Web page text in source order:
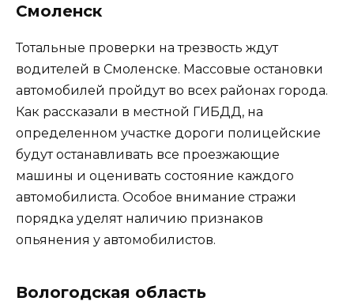
Смоленск
Тотальные проверки на трезвость ждут
водителей в Смоленске. Массовые остановки
автомобилей пройдут во всех районах города.
Как рассказали в местной ГИБДД, на
определенном участке дороги полицейские
будут останавливать все проезжающие
машины и оценивать состояние каждого
автомобилиста. Особое внимание стражи
порядка уделят наличию признаков
опьянения у автомобилистов.
Вологодская область